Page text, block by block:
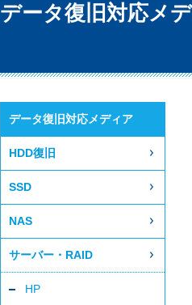
データ復旧対応メ
データ復旧対応メディア
HDD復旧
SSD
NAS
サーバー・RAID
HP